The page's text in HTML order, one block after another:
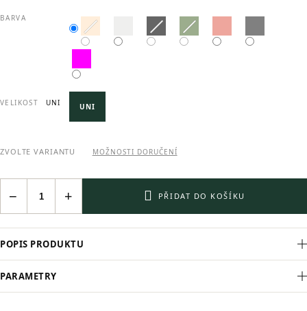
BARVA
VELIKOST UNI UNI
ZVOLTE VARIANTU MOŽNOSTI DORUČENÍ
+
− PŘIDAT DO KOŠÍKU
POPIS PRODUKTU
PARAMETRY